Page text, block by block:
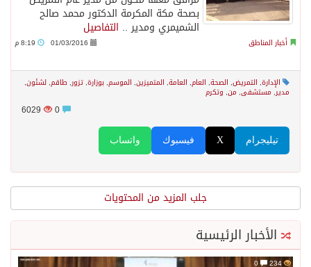
بصحة مكة المكرمة الدكتور محمد صالح
الشميمري ومدير .. التفاصيل
أخبار المناطق 01/03/2016
الإدارة, التمريض, الصحة, العام, العامة, المتميزين, الموسم, بوزارة, تزور, طاقم, لشئون,
مدير, مستشفى, من, وتكرم
6029
واتساب فيسبوك X تيليجرام
جلب المزيد من المحتويات
الأخبار الرئيسية
234